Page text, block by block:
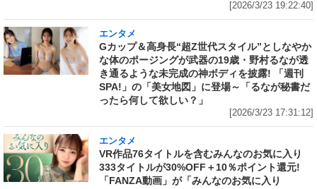
[2026/3/23 19:22:40]
エンタメ
Gカップ＆高身長“超Z世代スタイル”としなやか
な体のポージングが武器の19歳・野村るなが透
き通るような未完成の神ボディを披露! 「週刊
SPA!」の「美女地図」に登場～「るなが秘書だ
ったら何して欲しい？」
[2026/3/23 17:31:12]
エンタメ
VR作品76タイトルを含むみんなのお気に入り
333タイトルが30%OFF＋10％ポイント還元!
「FANZA動画」が「みんなのお気に入り